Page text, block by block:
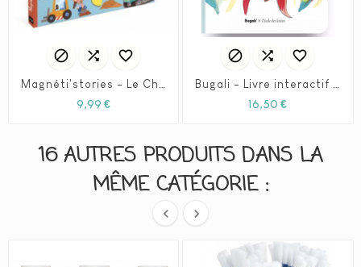
  
9,99 €Prix
  
16,50 €Prix
16 AUTRES PRODUITS DANS LA
MÊME CATÉGORIE :
 